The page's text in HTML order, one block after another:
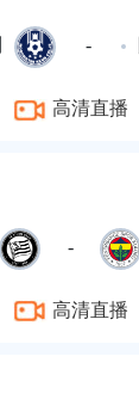
-
高清直播
-
高清直播